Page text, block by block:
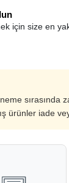
için size en
sırasında
ürünler iade